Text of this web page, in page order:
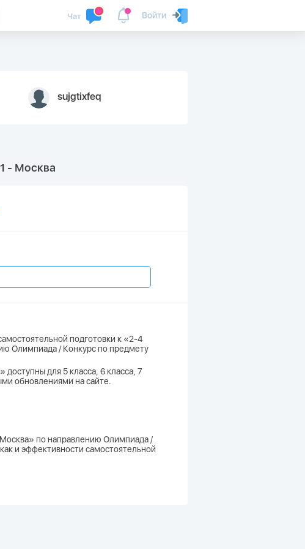
Войти
Чат
sujgtixfeq
- Москва
подготовки к «2-4
Олимпиада / Конкурс по предмету
для 5 класса, 6 класса, 7
обновлениями на сайте.
по направлению Олимпиада /
и эффективности самостоятельной